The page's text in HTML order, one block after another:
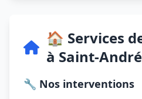
🏠 Services
à Saint-
🔧 Nos interventions